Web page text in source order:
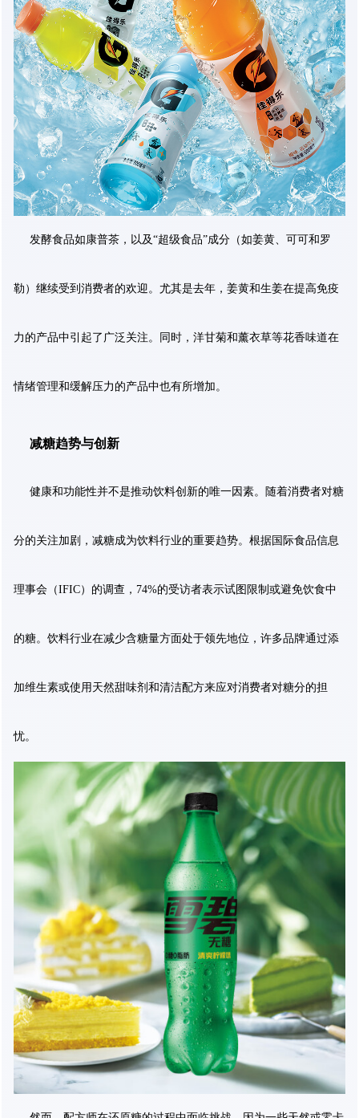
发酵食品如康普茶，以及“超级食品”成分（如姜黄、可可和罗
勒）继续受到消费者的欢迎。尤其是去年，姜黄和生姜在提高免疫
力的产品中引起了广泛关注。同时，洋甘菊和薰衣草等花香味道在
情绪管理和缓解压力的产品中也有所增加。
减糖趋势与创新
健康和功能性并不是推动饮料创新的唯一因素。随着消费者对糖
分的关注加剧，减糖成为饮料行业的重要趋势。根据国际食品信息
理事会（IFIC）的调查，74%的受访者表示试图限制或避免饮食中
的糖。饮料行业在减少含糖量方面处于领先地位，许多品牌通过添
加维生素或使用天然甜味剂和清洁配方来应对消费者对糖分的担
忧。